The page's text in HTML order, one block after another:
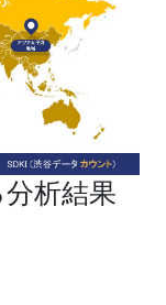
析結果